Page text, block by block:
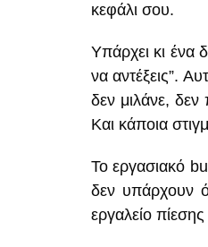
κεφάλι σου.
Υπάρχει κι ένα
να αντέξεις”.
δεν μιλάνε, δεν
Και κάποια
Το εργασιακό
δεν υπάρχουν
εργαλείο